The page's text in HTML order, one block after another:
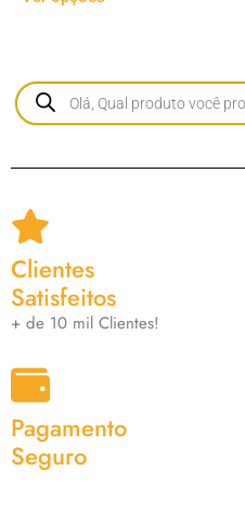
Clientes
Satisfeitos
+ de 10 mil Clientes!
Pagamento
Seguro